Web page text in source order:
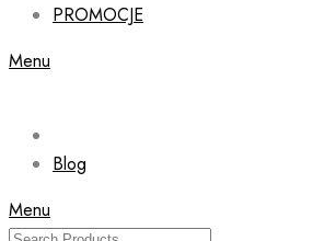
PROMOCJE
Menu
Blog
Menu